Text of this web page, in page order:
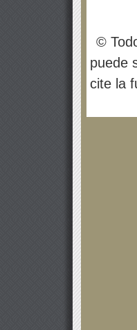
©
puede
cite la